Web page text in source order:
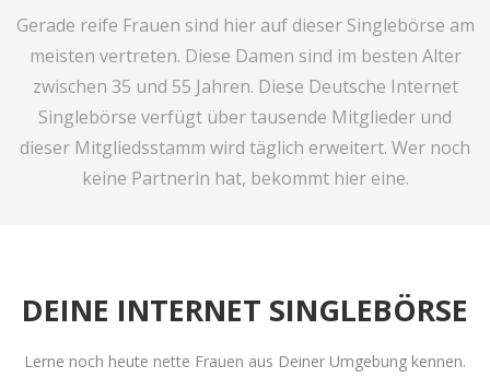
Gerade reife Frauen sind hier auf dieser Singlebörse am
meisten vertreten. Diese Damen sind im besten Alter
zwischen 35 und 55 Jahren. Diese Deutsche Internet
Singlebörse verfügt über tausende Mitglieder und
dieser Mitgliedsstamm wird täglich erweitert. Wer noch
keine Partnerin hat, bekommt hier eine.
DEINE INTERNET SINGLEBÖRSE
Lerne noch heute nette Frauen aus Deiner Umgebung kennen.